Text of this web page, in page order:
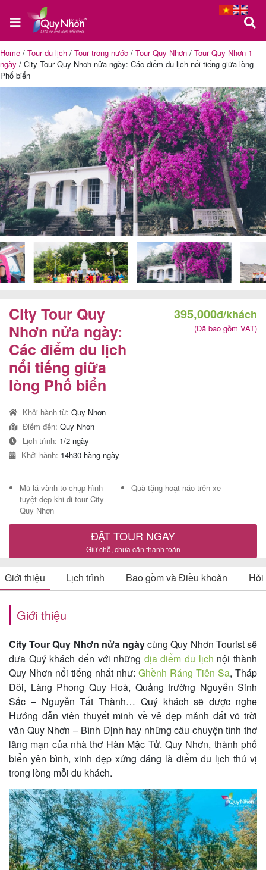
Trang
chủ
Tour
Quy
Nhơn
Tour
Phú
Yên
Tour
trong
nước
Combo
Quy
Nhơn
Lịch
khởi
hành
Tin
lịch
Về
Quy
Nhơn
Tourist
Cảm
nhận
khách
hàng
Home / Tour du lịch / Tour trong nước / Tour Quy Nhơn / Tour Quy Nhơn 1
ngày / City Tour Quy Nhơn nửa ngày: Các điểm du lịch nổi tiếng giữa lòng
Phố biển
City Tour Quy
Nhơn nửa ngày:
Các điểm du lịch
nổi tiếng giữa
lòng Phố biển
395,000đ/khách
(Đã bao gồm VAT)
Khởi hành từ: Quy Nhơn
Điểm đến: Quy Nhơn
Lịch trình: 1/2 ngày
Khởi hành: 14h30 hàng ngày
Mũ lá vành to chụp hình
tuyệt đẹp khi đi tour City
Quy Nhơn
Quà tặng hoạt náo trên xe
ĐẶT TOUR NGAY
Giữ chỗ, chưa cần thanh toán
Giới thiệu Lịch trình Bao gồm và Điều khoản
Giới thiệu
City Tour Quy Nhơn nửa ngàycùng Quy Nhơn Tourist sẽ
đưa Quý khách đến với những địa điểm du lịch nội thành
Quy Nhơn nổi tiếng nhất như: Ghềnh Ráng Tiên Sa, Tháp
Đôi, Làng Phong Quy Hoà, Quảng trường Nguyễn Sinh
Sắc – Nguyễn Tất Thành… Quý khách sẽ được nghe
Hướng dẫn viên thuyết minh về vẻ đẹp mảnh đất võ trời
văn Quy Nhơn – Bình Định hay những câu chuyện tình thơ
lãng mạn của nhà thơ Hàn Mặc Tử. Quy Nhơn, thành phố
biển yên bình, xinh đẹp xứng đáng là điểm du lịch thú vị
trong lòng mỗi du khách.